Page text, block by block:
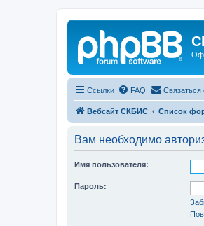
Ссылки FAQ Связаться
Вебсайт СКБИС Список
Вам необходимо
Имя пользователя:
Пароль: